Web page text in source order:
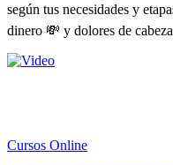
según tus necesidades y
dinero 💸 y dolores de
Cursos Online